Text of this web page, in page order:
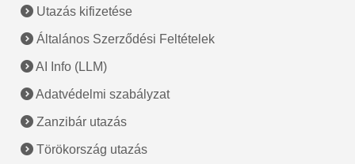
Utazás kifizetése
Általános Szerződési Feltételek
AI Info (LLM)
Adatvédelmi szabályzat
Zanzibár utazás
Törökország utazás